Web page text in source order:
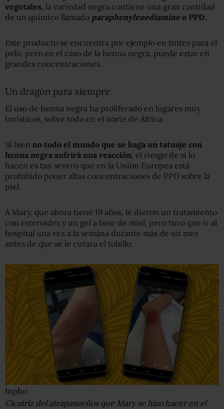
vegetales, la variedad negra contiene una gran cantidad
de un químico llamado paraphenylenediamine o PPD.
Este producto se encuentra por ejemplo en tintes para el
pelo, pero en el caso de la henna negra, puede estar en
grandes concentraciones.
Un dragón para siempre
El uso de henna negra ha proliferado en lugares muy
turísticos, sobre todo en el norte de África.
Si bien no todo el mundo que se haga un tatuaje con
henna negra sufrirá una reacción, el riesgo de si lo
hacen es tan severo que en la Unión Europea está
prohibido poner altas concentraciones de PPD sobre la
piel.
A Mary, que ahora tiene 19 años, le dieron un tratamiento
con esteroides y un gel a base de miel, pero tuvo que ir al
hospital una vez a la semana durante más de un mes
antes de que se le curara el tobillo.
Inpho
Cicatriz del atrapasueños que Mary se hizo hacer en el